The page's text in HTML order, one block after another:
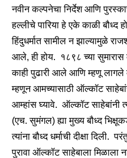
नवीन कल्पनेचा निर्देश आणि
हल्लीचे पारिया हे एके काळी बौध्द
हिंदुधर्मात सामील न झाल्यामुळे
आले, ही होय. १८९८ च्या
काही पुढारी आले आणि म्हणू लागले
म्हणून आमच्यासाठी ऑल्कॉट
आम्हांस घ्यावे. ऑल्कॉट साहेबांनी
(एच. सुमंगल) ह्या मुख्य बौध्द
त्यांना बौध्द धर्माची दीक्षा दिली.
पुरावा ऑल्कॉट साहेबाला मिळाला